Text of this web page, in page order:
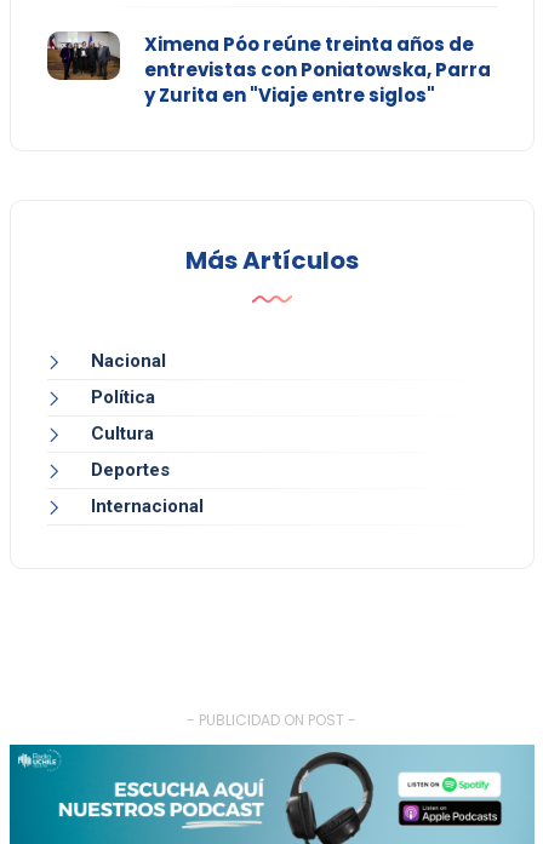
Ximena Póo reúne treinta años de
entrevistas con Poniatowska, Parra
y Zurita en "Viaje entre siglos"
Más Artículos
Nacional
Política
Cultura
Deportes
Internacional
- PUBLICIDAD ON POST -